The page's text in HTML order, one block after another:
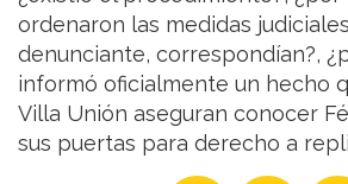
ordenaron las medidas
denunciante, correspondían?,
informó oficialmente un hecho
Villa Unión aseguran conocer
sus puertas para derecho a